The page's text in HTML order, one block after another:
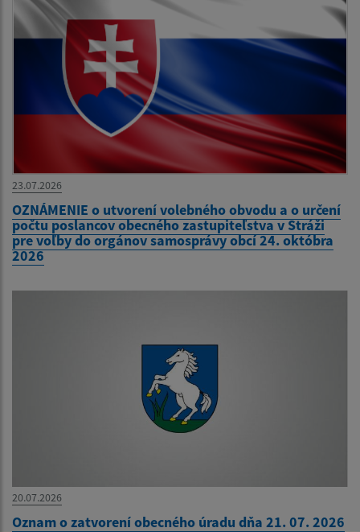
23.07.2026
OZNÁMENIE o utvorení volebného obvodu a o určení
počtu poslancov obecného zastupiteľstva v Stráži
pre voľby do orgánov samosprávy obcí 24. októbra
2026
20.07.2026
Oznam o zatvorení obecného úradu dňa 21. 07. 2026